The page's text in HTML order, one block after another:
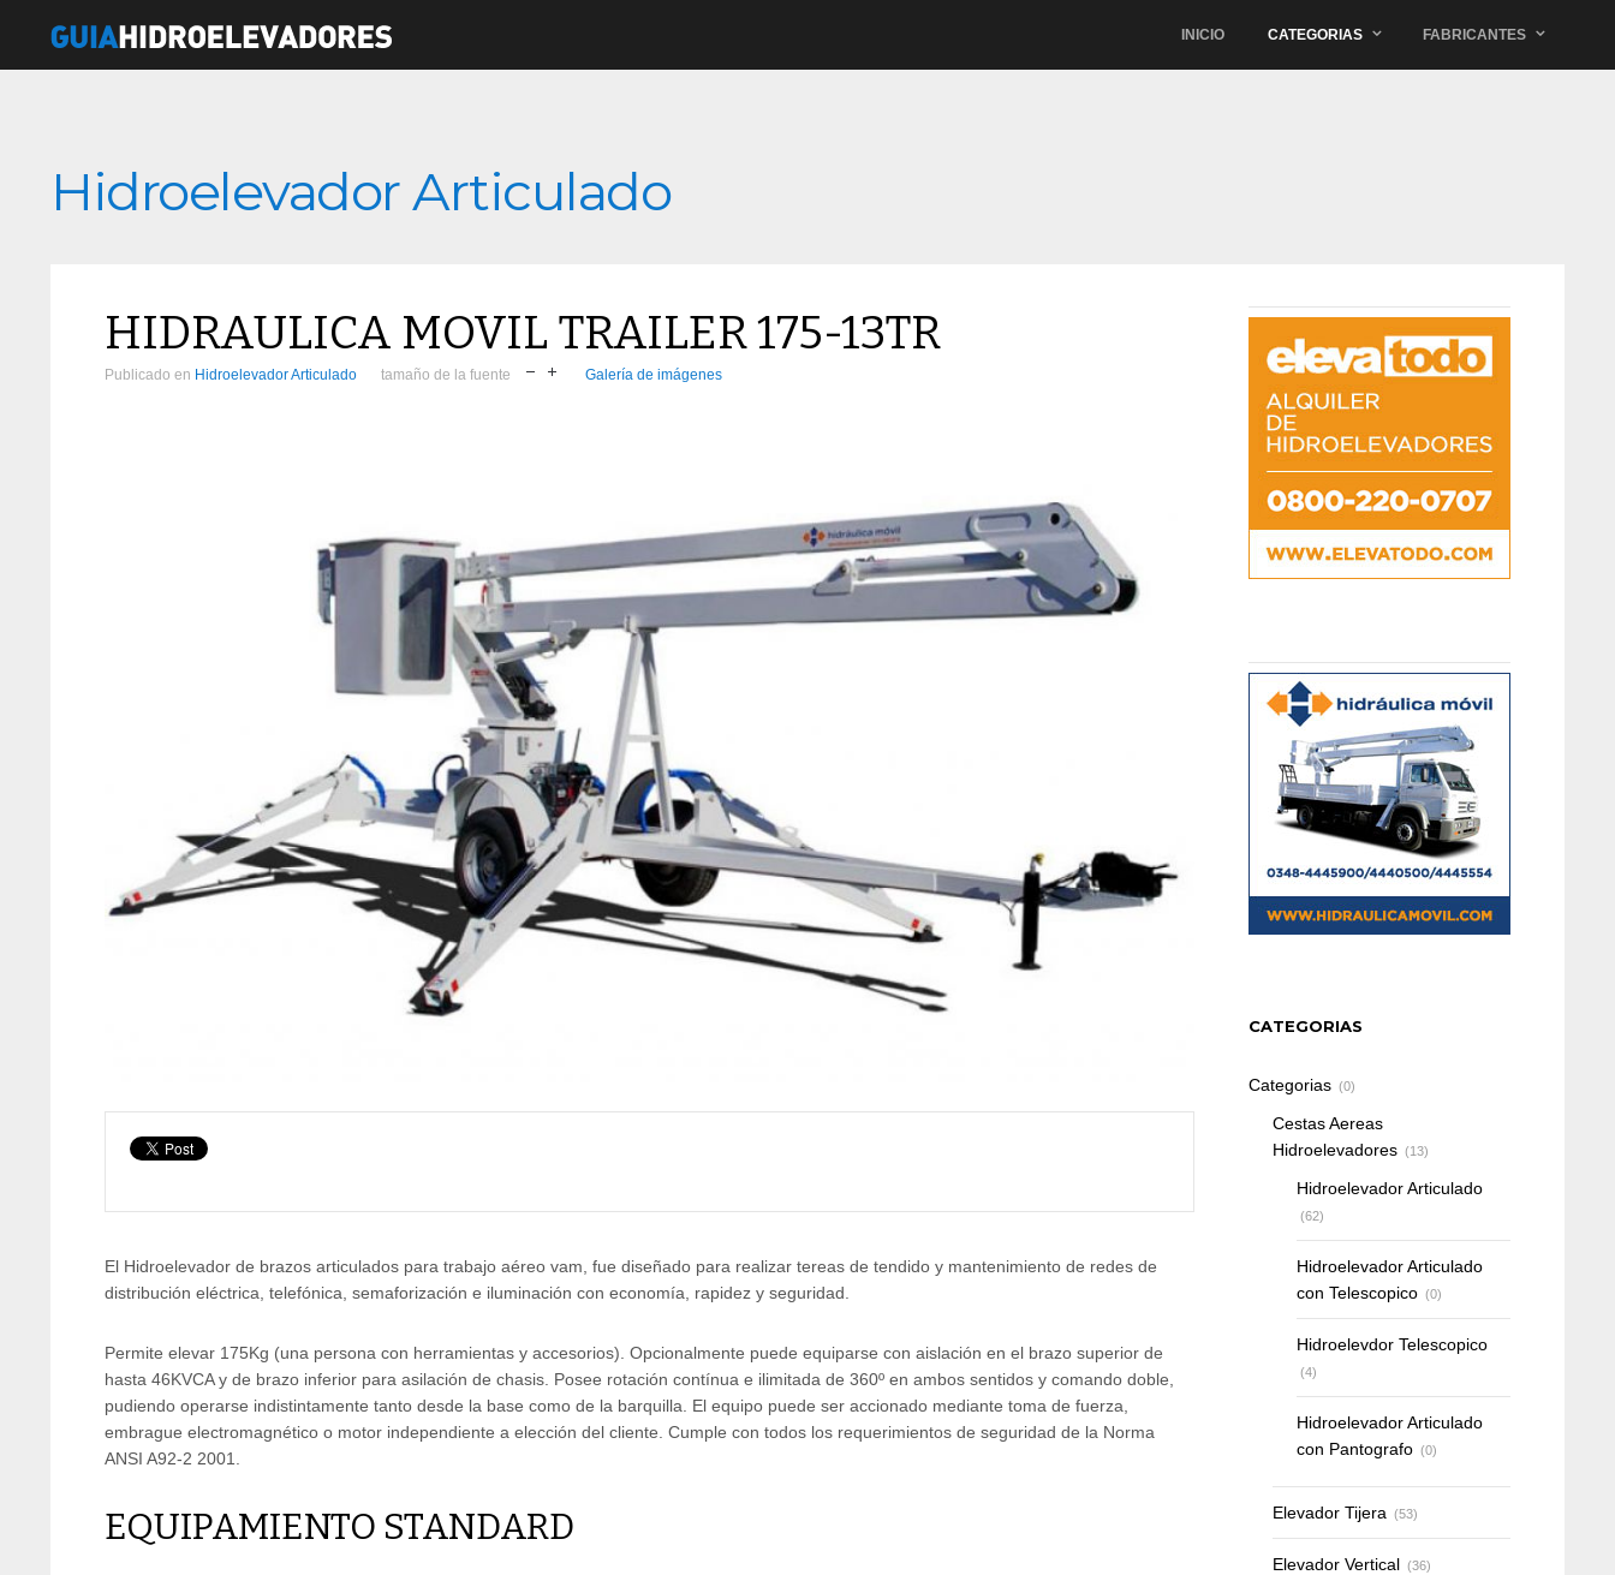
INICIO CATEGORIAS FABRICANTES
Hidroelevador Articulado
HIDRAULICA MOVIL TRAILER 175-13TR
Publicado en Hidroelevador Articulado tamaño de la fuente Galería de imágenes
El Hidroelevador de brazos articulados para trabajo aéreo vam, fue diseñado para realizar tereas de tendido y mantenimiento de redes de
distribución eléctrica, telefónica, semaforización e iluminación con economía, rapidez y seguridad.
Permite elevar 175Kg (una persona con herramientas y accesorios). Opcionalmente puede equiparse con aislación en el brazo superior de
hasta 46KVCA y de brazo inferior para asilación de chasis. Posee rotación contínua e ilimitada de 360º en ambos sentidos y comando doble,
pudiendo operarse indistintamente tanto desde la base como de la barquilla. El equipo puede ser accionado mediante toma de fuerza,
embrague electromagnético o motor independiente a elección del cliente. Cumple con todos los requerimientos de seguridad de la Norma
ANSI A92-2 2001.
EQUIPAMIENTO STANDARD
CATEGORIAS
Categorias (0)
Cestas Aereas
Hidroelevadores (13)
Hidroelevador Articulado
(62)
Hidroelevador Articulado
con Telescopico (0)
Hidroelevdor Telescopico
(4)
Hidroelevador Articulado
con Pantografo (0)
Elevador Tijera (53)
Elevador Vertical (36)